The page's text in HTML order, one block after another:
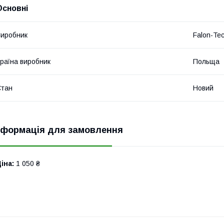
Falon-
виробник Польща
Новий
для замовлення
1 050 ₴